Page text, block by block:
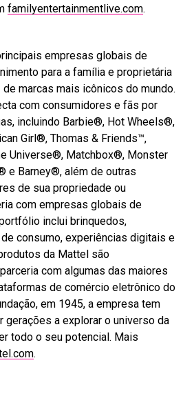
familyentertainmentlive.com.
empresas globais de
para a família e proprietária
marcas mais icônicos do mundo.
com consumidores e fãs por
incluindo Barbie®, Hot Wheels®,
Girl®, Thomas & Friends™,
Universe®, Matchbox®, Monster
e Barney®, além de outras
de sua propriedade ou
com empresas globais de
inclui brinquedos,
consumo, experiências digitais e
da Mattel são
com algumas das maiores
de comércio eletrônico do
em 1945, a empresa tem
gerações a explorar o universo da
todo o seu potencial. Mais
.